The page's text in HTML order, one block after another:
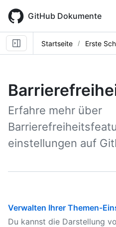
main
content
GitHub Dokumente
Startseite Erste
Erfahre mehr über
einstellungen auf
Verwalten Ihrer Themen-
Du kannst die Darstellung